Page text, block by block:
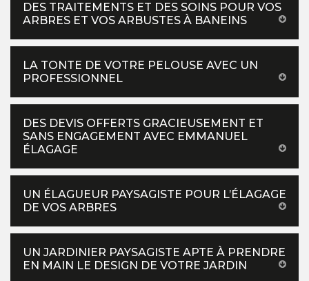
DES TRAITEMENTS ET DES SOINS POUR VOS
ARBRES ET VOS ARBUSTES À BANEINS
LA TONTE DE VOTRE PELOUSE AVEC UN
PROFESSIONNEL
DES DEVIS OFFERTS GRACIEUSEMENT ET
SANS ENGAGEMENT AVEC EMMANUEL
ÉLAGAGE
UN ÉLAGUEUR PAYSAGISTE POUR L’ÉLAGAGE
DE VOS ARBRES
UN JARDINIER PAYSAGISTE APTE À PRENDRE
EN MAIN LE DESIGN DE VOTRE JARDIN